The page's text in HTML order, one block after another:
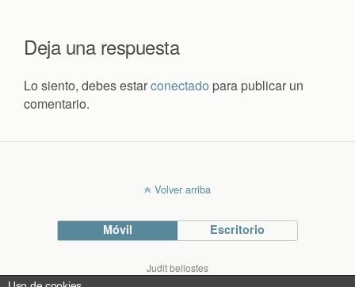
Deja una respuesta
Lo siento, debes estarconectado para publicar un
comentario.
Volver arriba
Móvil Escritorio
Judit bellostes